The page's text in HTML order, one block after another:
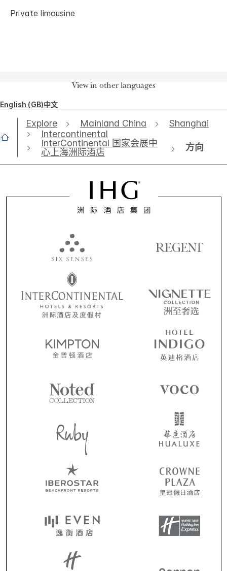
Private limousine
View in other languages
English (GB)中文
Explore Mainland China
Shanghai
Intercontinental
InterContinental 国家会展中
心上海洲际酒店
方向